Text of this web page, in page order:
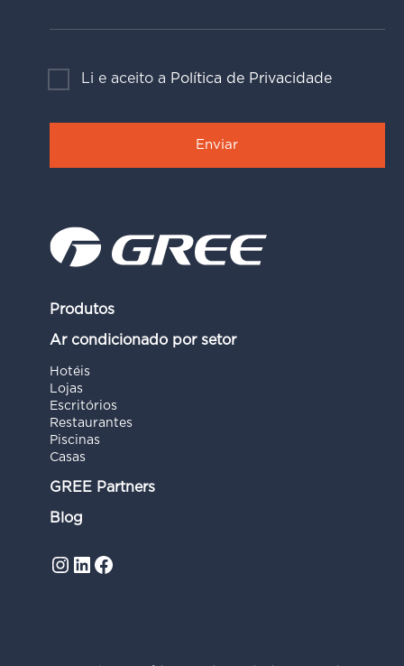
Li e aceito a Política de Privacidade
Produtos
Ar condicionado por setor
Hotéis
Lojas
Escritórios
Restaurantes
Piscinas
Casas
GREE Partners
Blog
Instagram
LinkedIn
Facebook